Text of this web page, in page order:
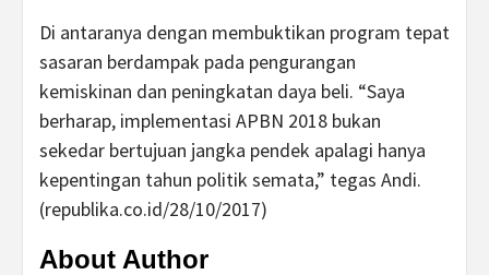
Di antaranya dengan membuktikan program tepat
sasaran berdampak pada pengurangan
kemiskinan dan peningkatan daya beli. “Saya
berharap, implementasi APBN 2018 bukan
sekedar bertujuan jangka pendek apalagi hanya
kepentingan tahun politik semata,” tegas Andi.
(republika.co.id/28/10/2017)
About Author